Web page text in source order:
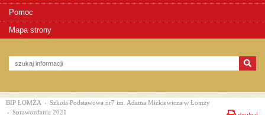
Pomoc
Mapa strony
BIP ŁOMŻA › Szkoła Podstawowa nr7 im. Adama Mickiewicza w Łomży
› Sprawozdania 2021